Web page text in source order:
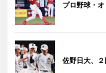
プロ野球・
佐野日大、